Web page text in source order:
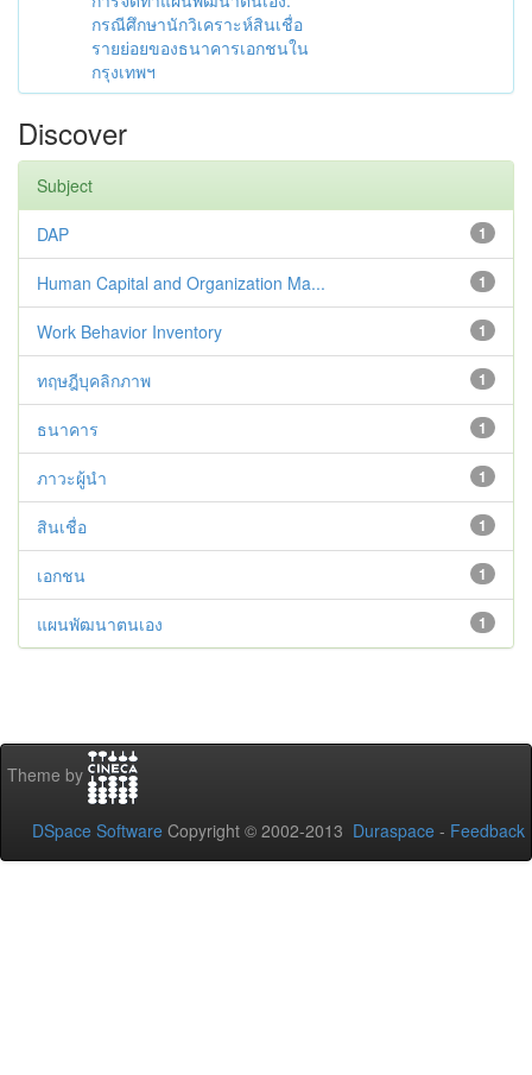
กรณีศึกษานักวิเคราะห์สินเชื่อ
รายย่อยของธนาคารเอกชนใน
กรุงเทพฯ
Discover
Subject
1
DAP
1
Human Capital and Organization Ma...
1
Work Behavior Inventory
1
ทฤษฎีบุคลิกภาพ
1
ธนาคาร
1
ภาวะผู้นำ
1
สินเชื่อ
1
เอกชน
1
แผนพัฒนาตนเอง
Theme by
DSpace Software Copyright © 2002-2013 Duraspace - Feedback